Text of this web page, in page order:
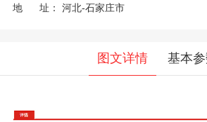
地 址：
河北-石家庄市
图文详情 基本